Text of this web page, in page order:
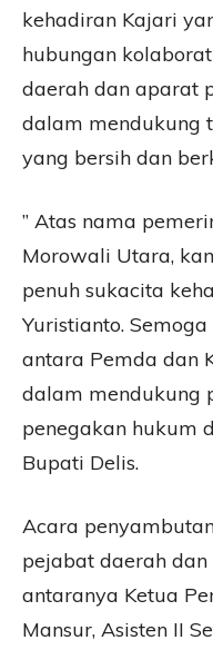
kehadiran Kajari
hubungan
daerah dan aparat
dalam mendukung
yang bersih dan
” Atas nama
Morowali Utara,
penuh sukacita
Yuristianto.
antara Pemda dan
dalam mendukung
penegakan hukum
Bupati Delis.
Acara
pejabat daerah
antaranya Ketua
Mansur, Asisten II